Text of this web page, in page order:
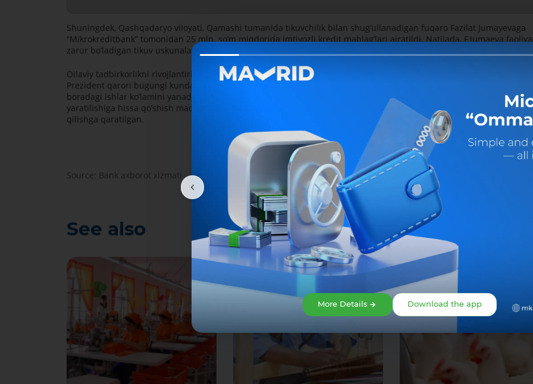
Shuningdek, Qashqadaryo viloyati, Qamashi tumanida tikuvchilik bilan shugʼullanadigan fuqaro Fazilat Jumayevaga
“Mikrokreditbank” tomonidan 25 mln. soʼm miqdorida imtiyozli kredit mablagʼlari ajratildi. Natijada, F.Jumaeva
zarur boʼladigan tikuv uskunalarini xarid qildi.
Oilaviy tadbirkorlikni rivojlantirish hamda hududlarda aholini tadbirkorlikka keng jalb qilish masalalariga
Prezident qarori bugungi kunda “Mikrokreditbank” faoliyati uchun asos boʼlib xizmat qilmoqda. Joriy yil davomida bu
boradagi ishlar koʼlamini yanada kengaytirib, oilaviy tadbirkorlik faoliyatini rivojlantirish hamda koʼplab yangi ish
yaratilishiga hissa qoʼshish maqsad qilingan. Zero, “Mikrokreditbank”ning asosiy maqsadi ham – har bir oilani
qilishga qaratilgan.
Bank axborot
Source: Bank axborot xizmati
See also
More Details Download the app